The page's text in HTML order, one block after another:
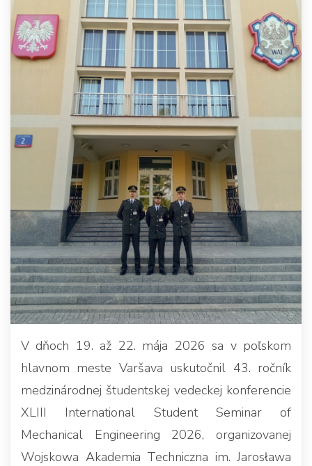
V dňoch 19. až 22. mája 2026 sa v poľskom
hlavnom meste Varšava uskutočnil 43. ročník
medzinárodnej študentskej vedeckej konferencie
XLIII International Student Seminar of
Mechanical Engineering 2026, organizovanej
Wojskowa Akademia Techniczna im. Jarosława